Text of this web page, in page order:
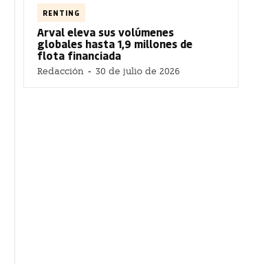
RENTING
Arval eleva sus volúmenes
globales hasta 1,9 millones de
flota financiada
Redacción - 30 de julio de 2026